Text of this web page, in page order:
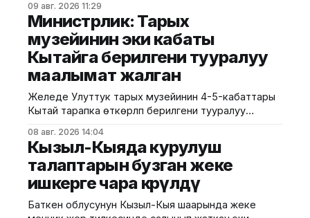
ылайык, Нарындын мэри Жылдызбек Беккелдиев
"Сапат курулуш" ЖЧКсынын жетекчиси Валихан
Жолбулаков менен жолугушуп, алдыдагы иштерди
талкуулады. Долбоор сынак шартында жеке
ишкерге пайдаланууга берилип, аймакта жайкы
кинотеатр, сүрөт бурчу, балдар үчүн оюн аянтчасы
жана
09 авг. 2026 11:29
Министрлик: Тарых
музейинин эки кабаты
Кытайга берилгени тууралуу
маалымат жалган
Желеде Улуттук тарых музейинин 4-5-кабаттары
Кытай тарапка өткөрүлүп берилгени тууралуу
Маданият, маалымат жана жаштар саясаты
министрлиги билдирди. Министрликтин
маалыматына караганда, музейдин эч бир бөлүгү чет
өлкөлүк мекемелерге менчикке, ижарага же
туруктуу пайдаланууга берилген эмес.
Белгилегендей, “Гармония сулуулукту жаратат:
08 авг. 2026 14:04
Кызыл-Кыяда курулуш
талаптарын бузган жеке
ишкерге чара көрүлдү
Баткен облусунун Кызыл-Кыя шаарында жеке